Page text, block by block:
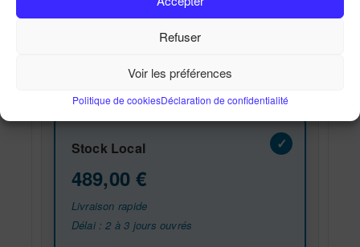
Refuser
Voir les préférences
Politique de cookiesDéclaration de confidentialité
489,00€
Stock Local
489,00€
Livraison rapide
Délai : 2 à 3 jours ouvrés